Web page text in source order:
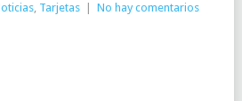
, Tarjetas No hay comentarios